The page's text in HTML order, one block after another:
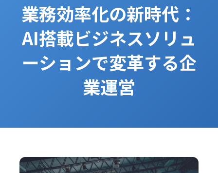
業務効率化の新時代：
AI搭載ビジネスソリュ
ーションで変革する企
業運営